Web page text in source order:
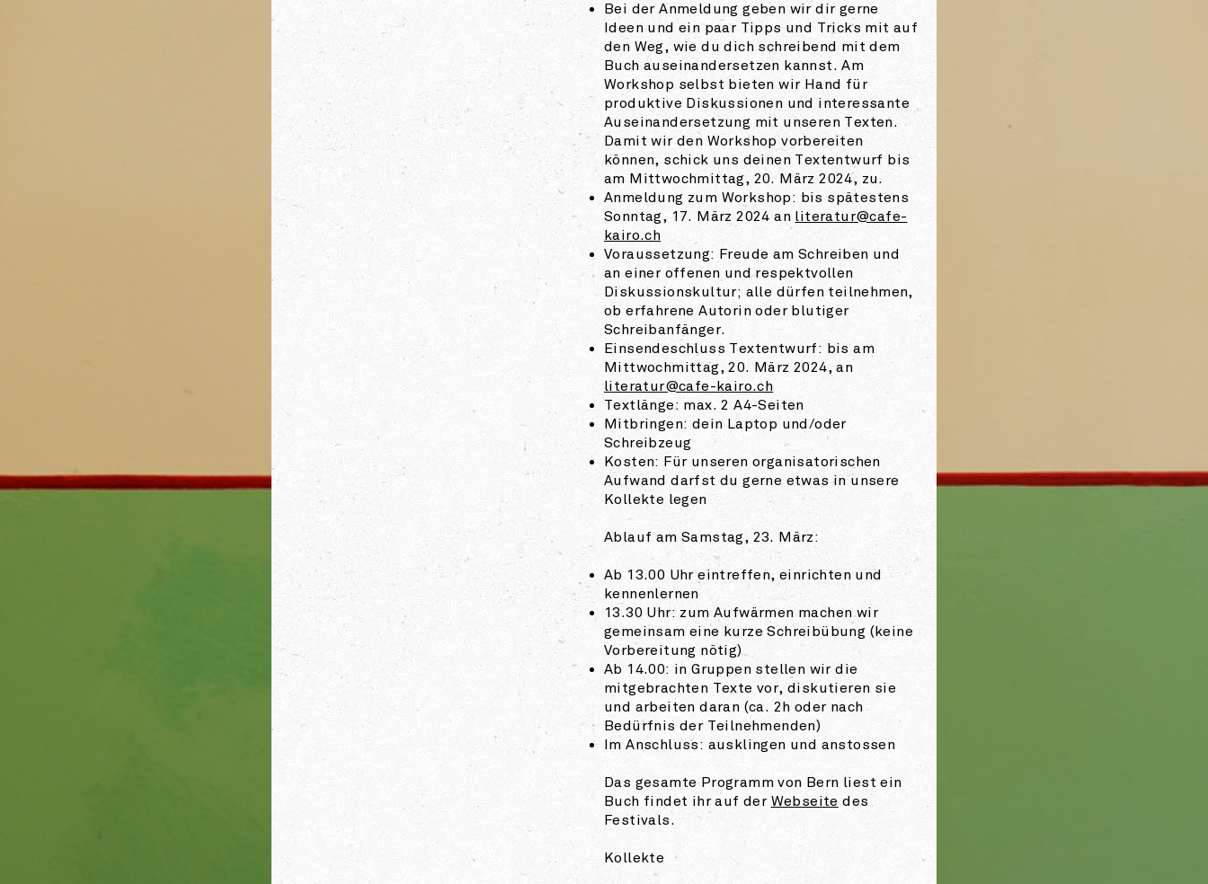
Bei der Anmeldung geben wir dir gerne
Ideen und ein paar Tipps und Tricks mit auf
den Weg, wie du dich schreibend mit dem
Buch auseinandersetzen kannst. Am
Workshop selbst bieten wir Hand für
produktive Diskussionen und interessante
Auseinandersetzung mit unseren Texten.
Damit wir den Workshop vorbereiten
können, schick uns deinen Textentwurf bis
am Mittwochmittag, 20. März 2024, zu.
Anmeldung zum Workshop: bis spätestens
Sonntag, 17. März 2024 anliteratur@cafe-
kairo.ch
Voraussetzung: Freude am Schreiben und
an einer offenen und respektvollen
Diskussionskultur; alle dürfen teilnehmen,
ob erfahrene Autorin oder blutiger
Schreibanfänger.
Einsendeschluss Textentwurf: bis am
Mittwochmittag, 20. März 2024, an
literatur@cafe-kairo.ch
Textlänge: max. 2 A4-Seiten
Mitbringen: dein Laptop und/oder
Schreibzeug
Kosten: Für unseren organisatorischen
Aufwand darfst du gerne etwas in unsere
Kollekte legen
Ablauf am Samstag, 23. März:
Ab 13.00 Uhr eintreffen, einrichten und
kennenlernen
13.30 Uhr: zum Aufwärmen machen wir
gemeinsam eine kurze Schreibübung (keine
Vorbereitung nötig)
Ab 14.00: in Gruppen stellen wir die
mitgebrachten Texte vor, diskutieren sie
und arbeiten daran (ca. 2h oder nach
Bedürfnis der Teilnehmenden)
Im Anschluss: ausklingen und anstossen
Das gesamte Programm von Bern liest ein
Buch findet ihr auf derWebseitedes
Festivals.
Kollekte